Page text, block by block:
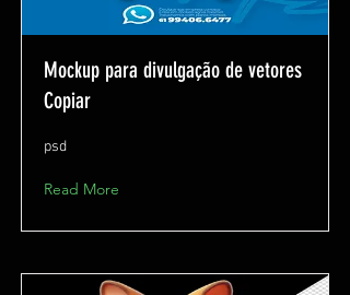
Mockup para divulgação de vetores
Copiar
psd
Read More